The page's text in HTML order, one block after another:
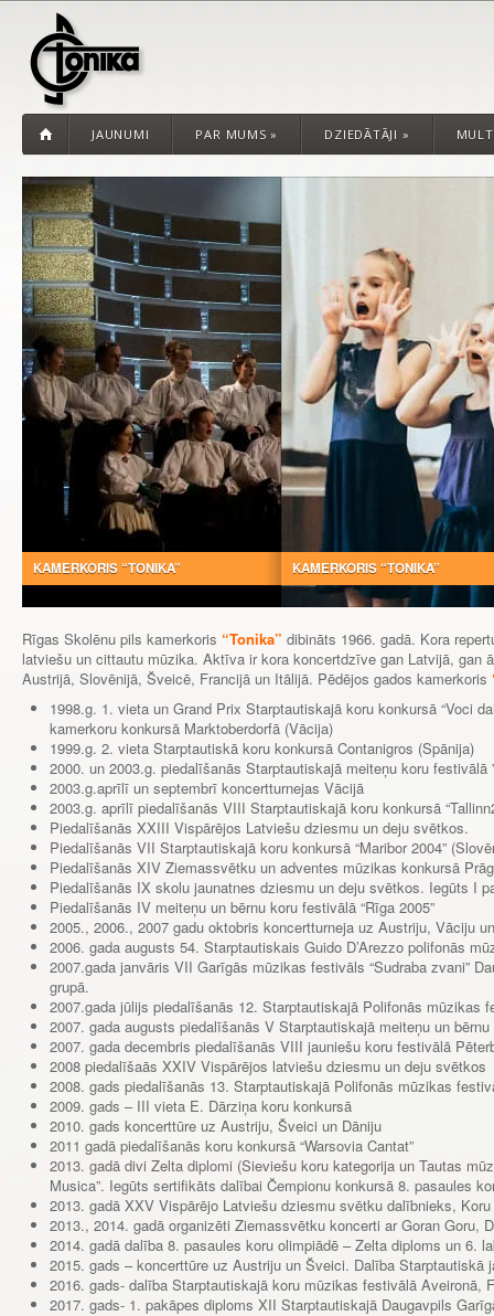
JAUNUMI PAR MUMS » DZIEDĀTĀJI »
KAMERKORIS “TONIKA” KAMERKORIS “TONIKA”
Rīgas Skolēnu pils kamerkoris “Tonika” dibināts 1966. gadā. Kora
latviešu un cittautu mūzika. Aktīva ir kora koncertdzīve gan Latvijā, gan
Austrijā, Slovēnijā, Šveicē, Francijā un Itālijā. Pēdējos gados kamerkoris
1998.g. 1. vieta un Grand Prix Starptautiskajā koru konkursā “Voci
kamerkoru konkursā Marktoberdorfā (Vācija)
1999.g. 2. vieta Starptautiskā koru konkursā Contanigros (Spānija)
2000. un 2003.g. piedalīšanās Starptautiskajā meiteņu koru festivālā
2003.g.aprīlī un septembrī koncertturnejas Vācijā
2003.g. aprīlī piedalīšanās VIII Starptautiskajā koru konkursā
Piedalīšanās XXIII Vispārējos Latviešu dziesmu un deju svētkos.
Piedalīšanās VII Starptautiskajā koru konkursā “Maribor 2004”
Piedalīšanās XIV Ziemassvētku un adventes mūzikas konkursā
Piedalīšanās IX skolu jaunatnes dziesmu un deju svētkos. Iegūts I
Piedalīšanās IV meiteņu un bērnu koru festivālā “Rīga 2005”
2005., 2006., 2007 gadu oktobris koncertturneja uz Austriju, Vāciju
2006. gada augusts 54. Starptautiskais Guido D’Arezzo polifonās
2007.gada janvāris VII Garīgās mūzikas festivāls “Sudraba zvani”
grupā.
2007.gada jūlijs piedalīšanās 12. Starptautiskajā Polifonās mūzikas
2007. gada augusts piedalīšanās V Starptautiskajā meiteņu un bērnu
2007. gada decembris piedalīšanās VIII jauniešu koru festivālā
2008 piedalīšaās XXIV Vispārējos latviešu dziesmu un deju svētkos
2008. gads piedalīšanās 13. Starptautiskajā Polifonās mūzikas
2009. gads – III vieta E. Dārziņa koru konkursā
2010. gads koncerttūre uz Austriju, Šveici un Dāniju
2011 gadā piedalīšanās koru konkursā “Warsovia Cantat”
2013. gadā divi Zelta diplomi (Sieviešu koru kategorija un Tautas
Musica”. Iegūts sertifikāts dalībai Čempionu konkursā 8. pasaules
2013. gadā XXV Vispārējo Latviešu dziesmu svētku dalībnieks,
2013., 2014. gadā organizēti Ziemassvētku koncerti ar Goran Goru,
2014. gadā dalība 8. pasaules koru olimpiādē – Zelta diploms un 6.
2015. gads – koncerttūre uz Austriju un Šveici. Dalība
2016. gads- dalība Starptautiskajā koru mūzikas festivālā Aveironā,
2017. gads- 1. pakāpes diploms XII Starptautiskajā Daugavpils